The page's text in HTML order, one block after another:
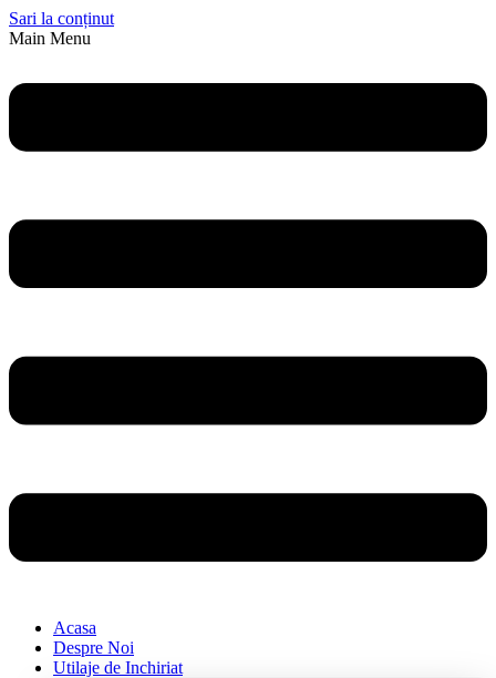
Sari la conținut
Main Menu
Acasa
Despre Noi
Utilaje de Inchiriat